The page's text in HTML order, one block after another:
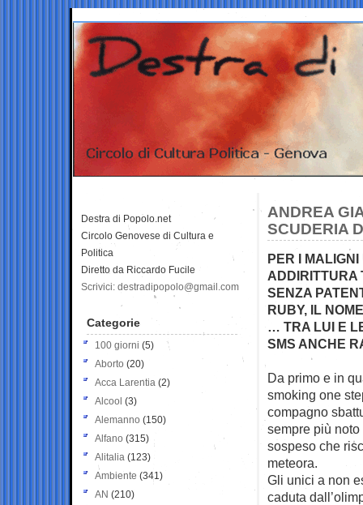
ANDREA
SCUDERIA
PER I
ADDIRITTURA
SENZA
RUBY, IL
… TRA LUI E
SMS ANCHE
Da primo e in
smoking one
compagno
sempre più
sospeso che
meteora.
Gli unici a non
caduta
Destra di Popolo.net
Circolo Genovese di Cultura e
Politica
Diretto da Riccardo Fucile
Scrivici: destradipopolo@gmail.com
Categorie
100 giorni (5)
Aborto (20)
Acca Larentia (2)
Alcool (3)
Alemanno (150)
Alfano (315)
Alitalia (123)
Ambiente (341)
AN (210)